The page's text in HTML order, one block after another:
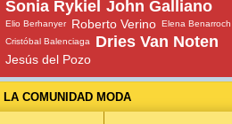
Sonia Rykiel John Galliano
Elio Berhanyer Roberto Verino Elena Benarroch
Cristóbal Balenciaga
Dries Van Noten
Jesús del Pozo
LA COMUNIDAD MODA